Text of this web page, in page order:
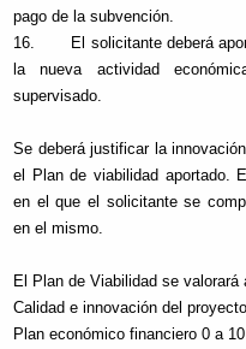
pago de la subvención.
16. El solicitante deberá
la nueva actividad
supervisado.
Se deberá justificar la
el Plan de viabilidad aportado.
en el que el solicitante se
en el mismo.
El Plan de Viabilidad se
Calidad e innovación del
Plan económico financiero 0 a